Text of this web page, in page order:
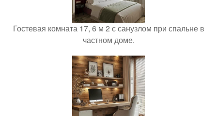
Гостевая комната 17, 6 м 2 с санузлом при спальне в
частном доме.